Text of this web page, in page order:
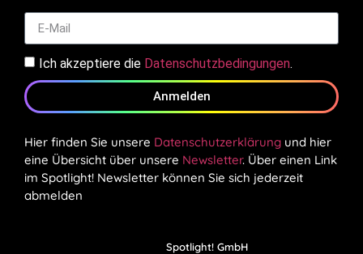
Ich akzeptiere die Datenschutzbedingungen.
Anmelden
Hier finden Sie unsere Datenschutzerklärung und hier
eine Übersicht über unsere Newsletter. Über einen Link
im Spotlight! Newsletter können Sie sich jederzeit
abmelden
Spotlight! GmbH